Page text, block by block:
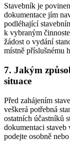
Stavebník je
dokumentace jím
podléhající
k vybraným
žádost o vydání
místně příslušnému
7. Jakým
situace
Před zahájením
veškerá potřebná
ostatních účastníků
dokumentaci staveb
podejte osobně